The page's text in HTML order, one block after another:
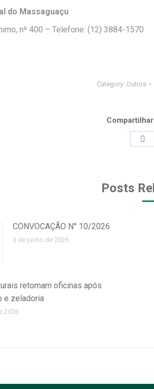
do Massaguaçu
nº 400 – Telefone: (12) 3884-1570
Category: Outros
Posts
CONVOCAÇÃO N° 10/2026
3 de junho de 2026
retomam oficinas após
e zeladoria
2026